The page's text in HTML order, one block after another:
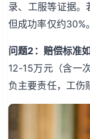
录、工服等证据。
但成功率仅约30%。
问题2：赔偿标准
12-15万元（含一
负主要责任，工伤